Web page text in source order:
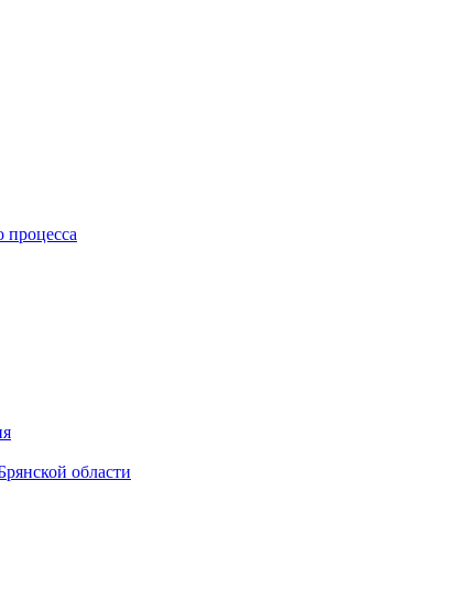
процесса
области